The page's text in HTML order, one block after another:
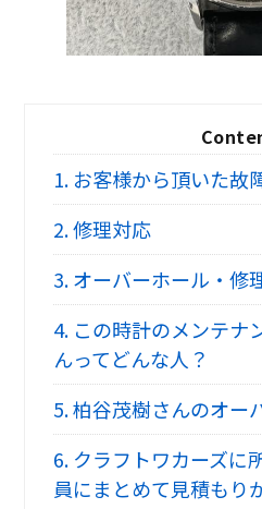
1.お客様から頂いた故
2.修理対応
3.オーバーホール・修
4.この時計のメンテナ
んってどんな人？
5.柏谷茂樹さんのオー
6.クラフトワカーズに
員にまとめて見積もり